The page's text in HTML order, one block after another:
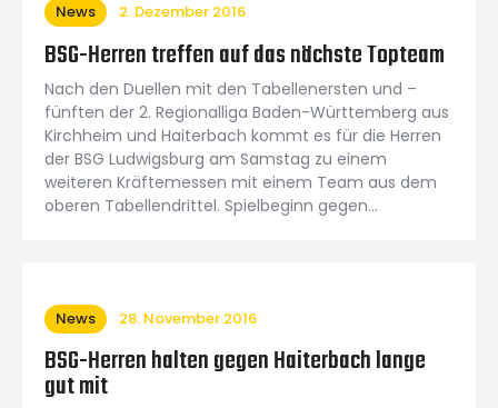
News 2. Dezember 2016
BSG-Herren treffen auf das nächste Topteam
Nach den Duellen mit den Tabellenersten und –
fünften der 2. Regionalliga Baden-Württemberg aus
Kirchheim und Haiterbach kommt es für die Herren
der BSG Ludwigsburg am Samstag zu einem
weiteren Kräftemessen mit einem Team aus dem
oberen Tabellendrittel. Spielbeginn gegen…
News 28. November 2016
BSG-Herren halten gegen Haiterbach lange
gut mit